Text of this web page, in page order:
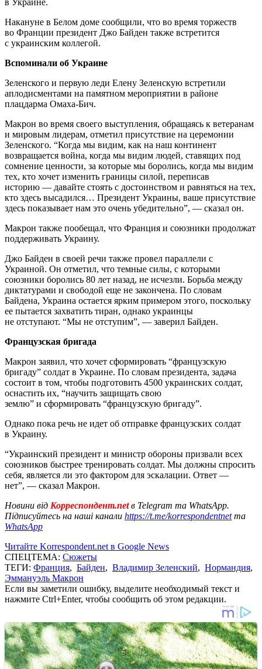
Накануне в Белом доме сообщили, что во время торжеств
во Франции президент Джо Байден также встретится
с украинским коллегой.
Вспоминали об Украине
Зеленского и первую леди Елену Зеленскую встретили
аплодисментами на памятном мероприятии в районе
плацдарма Омаха-Бич.
Макрон во время своего выступления, обращаясь к ветеранам
и мировым лидерам, отметил присутствие на церемонии
Зеленского. “Когда мы видим, как на наш континент
возвращается война, когда мы видим людей, ставящих под
сомнение ценности, за которые мы боролись, когда мы видим
тех, кто хочет изменить границы силой, переписав
историю — давайте стоять с достоинством и равняться на тех,
кто здесь высадился… Президент Украины, ваше присутствие
здесь показывает нам это очень убедительно”, — сказал он.
Макрон также пообещал, что Франция и союзники продолжат
поддерживать Украину.
Джо Байден в своей речи также провел параллели с
Украиной. Он отметил, что темные силы, с которыми
союзники боролись 80 лет назад, не исчезли. Борьба между
диктатурами и свободой еще не закончена. По словам
Байдена, Украина остается ярким примером этого, поскольку
ее пытается захватить тиран, однако украинцы
не отступают. “Мы не отступим”, — заверил Байден.
Французская бригада
Макрон заявил, что хочет сформировать “французскую
бригаду” солдат в Украине. По словам президента, задача
состоит в том, чтобы подготовить 4500 украинских солдат,
оснастить их, “научить защищать свою
землю” и сформировать “французскую бригаду”.
Однако пока речь не идет об отправке французских солдат
в Украину.
“Украинский президент и министр обороны призвали всех
союзников быстрее тренировать солдат. Мы должны спросить
себя, является ли это фактором для эскалации. Ответ —
нет”, — сказал Макрон.
Новини від Корреспондент.netв Telegram та WhatsApp.
Підписуйтесь на наші канали https://t.me/korrespondentnetта
WhatsApp
Читайте Korrespondent.net в Google News
СПЕЦТЕМА: Сюжеты
ТЕГИ: Франция, Байден, Владимир Зеленский, Нормандия,
Эммануэль Макрон
Если вы заметили ошибку, выделите необходимый текст и
нажмите Ctrl+Enter, чтобы сообщить об этом редакции.